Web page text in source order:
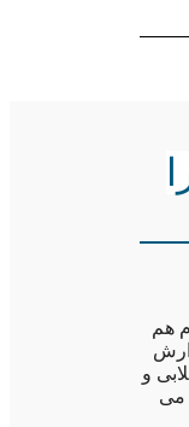
هم
و
می